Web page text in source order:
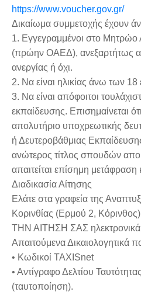
https://www.voucher.gov.gr/
Δικαίωμα συμμετοχής έχουν
1. Εγγεγραμμένοι στο
(πρώην ΟΑΕΔ), ανεξαρτήτως
ανεργίας ή όχι.
2. Να είναι ηλικίας άνω των 18
3. Να είναι απόφοιτοι
εκπαίδευσης. Επισημαίνεται
απολυτήριο υποχρεωτικής
ή Δευτεροβάθμιας
ανώτερος τίτλος σπουδών
απαιτείται επίσημη
Διαδικασία Αίτησης
Ελάτε στα γραφεία της
Κορινθίας (Ερμού 2,
ΤΗΝ ΑΙΤΗΣΗ ΣΑΣ
Απαιτούμενα Δικαιολογητικά
• Κωδικοί TAXISnet
• Αντίγραφο Δελτίου
(ταυτοποίηση).